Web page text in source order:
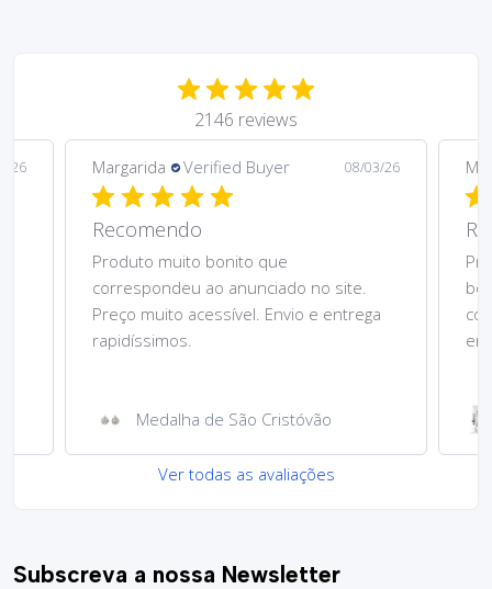
2146 reviews
26 Margarida Verified Buyer 08/03/26
Recomendo
Produto muito bonito que
correspondeu ao anunciado no site.
Preço muito acessível. Envio e entrega
rapidíssimos.
Medalha de São Cristóvão
Ver todas as avaliações
Subscreva a nossa Newsletter